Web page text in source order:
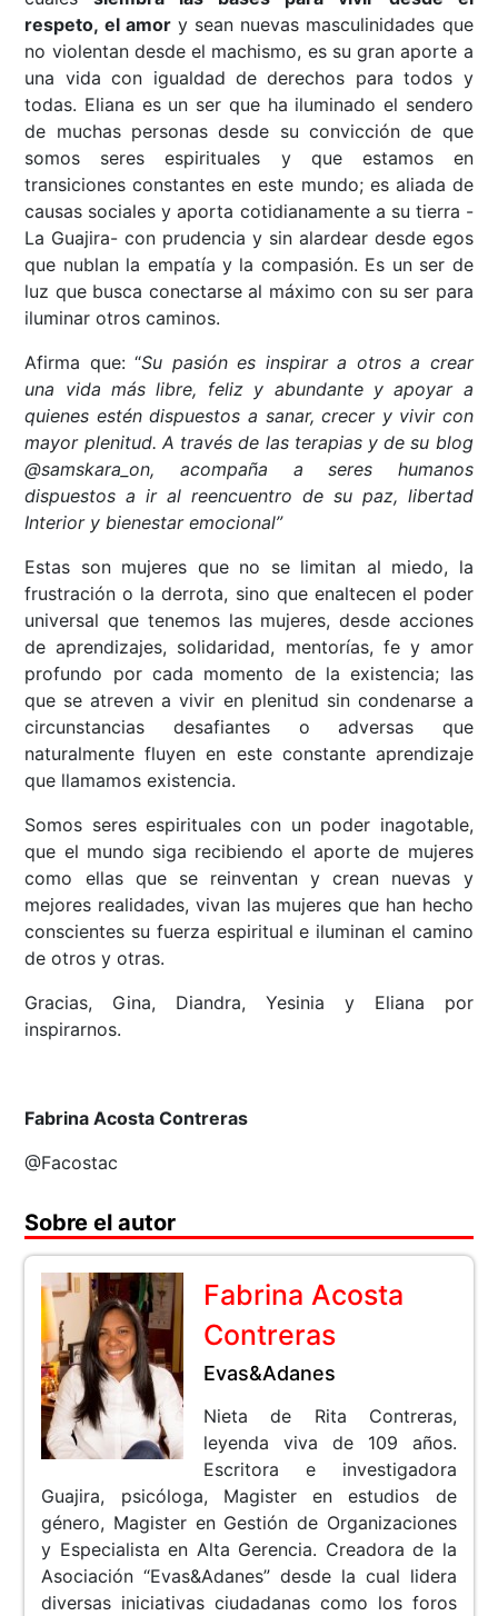
respeto, el amory sean nuevas masculinidades que
no violentan desde el machismo, es su gran aporte a
una vida con igualdad de derechos para todos y
todas. Eliana es un ser que ha iluminado el sendero
de muchas personas desde su convicción de que
somos seres espirituales y que estamos en
transiciones constantes en este mundo; es aliada de
causas sociales y aporta cotidianamente a su tierra -
La Guajira- con prudencia y sin alardear desde egos
que nublan la empatía y la compasión. Es un ser de
luz que busca conectarse al máximo con su ser para
iluminar otros caminos.
Afirma que: “Su pasión es inspirar a otros a crear
una vida más libre, feliz y abundante y apoyar a
quienes estén dispuestos a sanar, crecer y vivir con
mayor plenitud. A través de las terapias y de su blog
@samskara_on, acompaña a seres humanos
dispuestos a ir al reencuentro de su paz, libertad
Interior y bienestar emocional”
Estas son mujeres que no se limitan al miedo, la
frustración o la derrota, sino que enaltecen el poder
universal que tenemos las mujeres, desde acciones
de aprendizajes, solidaridad, mentorías, fe y amor
profundo por cada momento de la existencia; las
que se atreven a vivir en plenitud sin condenarse a
circunstancias desafiantes o adversas que
naturalmente fluyen en este constante aprendizaje
que llamamos existencia.
Somos seres espirituales con un poder inagotable,
que el mundo siga recibiendo el aporte de mujeres
como ellas que se reinventan y crean nuevas y
mejores realidades, vivan las mujeres que han hecho
conscientes su fuerza espiritual e iluminan el camino
de otros y otras.
Gracias, Gina, Diandra, Yesinia y Eliana por
inspirarnos.
Fabrina Acosta Contreras
@Facostac
Sobre el autor
Fabrina Acosta
Contreras
Evas&Adanes
Nieta de Rita Contreras,
leyenda viva de 109 años.
Escritora e investigadora
Guajira, psicóloga, Magister en estudios de
género, Magister en Gestión de Organizaciones
y Especialista en Alta Gerencia. Creadora de la
Asociación “Evas&Adanes” desde la cual lidera
diversas iniciativas ciudadanas como los foros